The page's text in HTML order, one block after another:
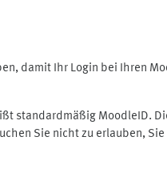
damit Ihr Login bei Ihren
standardmäßig MoodleID.
Sie nicht zu erlauben,